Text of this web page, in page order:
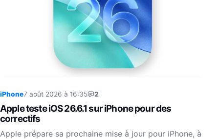
iPhone7 août 2026 à 16:35 2
Apple teste iOS 26.6.1 sur iPhone pour des
correctifs
Apple prépare sa prochaine mise à jour pour iPhone, à